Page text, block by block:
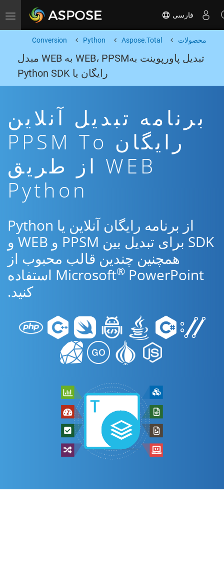
Toggle navigation فارسی
محصولات Aspose.Total
Python
Conversion
تبدیل پاورپوینت بهWEB، PPSM به WEB مبدل
رایگان یا Python SDK
برنامه تبدیل آنلاین
رایگان PPSM To
WEB از طریق
Python
از برنامه رایگان آنلاین یا Python
SDK برای تبدیل بین PPSM و WEB و
همچنین چندین قالب محبوب از
Microsoft®
PowerPoint استفاده
کنید.